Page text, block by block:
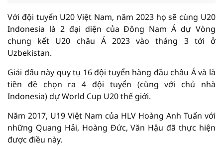
Với đội tuyển U20 Việt Nam, năm 2023 họ sẽ cùng U20
Indonesia là 2 đại diện của Đông Nam Á dự Vòng
chung kết U20 châu Á 2023 vào tháng 3 tới ở
Uzbekistan.
Giải đấu này quy tụ 16 đội tuyển hàng đầu châu Á và là
tiền đề chọn ra 4 đội tuyển (cùng với chủ nhà
Indonesia) dự World Cup U20 thế giới.
Năm 2017, U19 Việt Nam của HLV Hoàng Anh Tuấn với
những Quang Hải, Hoàng Đức, Văn Hậu đã thực hiện
được điều này.